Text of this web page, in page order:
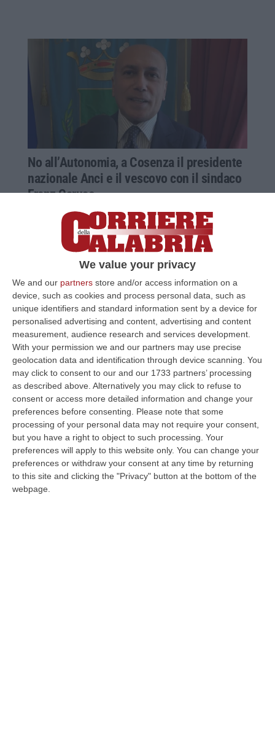
We value your privacy
We and our partners store and/or access information on a
device, such as cookies and process personal data, such as
unique identifiers and standard information sent by a device for
personalised advertising and content, advertising and content
measurement, audience research and services development.
With your permission we and our partners may use precise
geolocation data and identification through device scanning. You
may click to consent to our and our 1733 partners’ processing
as described above. Alternatively you may click to refuse to
consent or access more detailed information and change your
preferences before consenting.
Please note that some
processing of your personal data may not require your consent,
but you have a right to object to such processing. Your
preferences will apply to this website only. You can change your
preferences or withdraw your consent at any time by returning
to this site and clicking the "Privacy" button at the bottom of the
webpage.
No all’Autonomia, a Cosenza il presidente
nazionale Anci e il vescovo con il sindaco
Franz Caruso
Antonio Decaro e monsignor Giovanni
Checchinato sabato 17 febbraio al teatro
Rendano. Con loro anche Giannola,
presidente Svimez, e il senatore dem I…
Pubblicato il: 15/02/24 – 17:57
Cosenza, apre il terzo cantiere del Cis:
parcheggio e ascensore pubblico per
riqualificare Portapiana